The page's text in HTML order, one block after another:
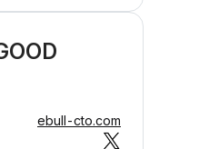
ebull-cto.com